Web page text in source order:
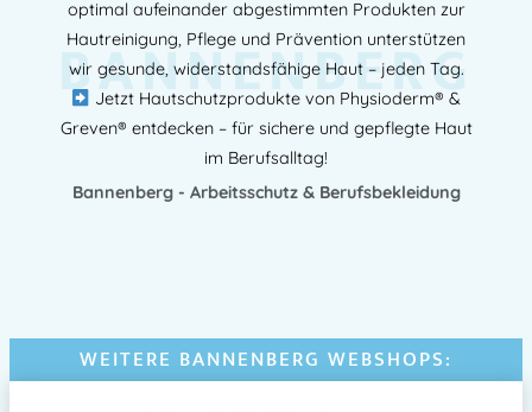
optimal aufeinander abgestimmten Produkten zur
Hautreinigung, Pflege und Prävention unterstützen
wir gesunde, widerstandsfähige Haut – jeden Tag.
Jetzt Hautschutzprodukte von Physioderm® &
Greven® entdecken – für sichere und gepflegte Haut
im Berufsalltag!
Bannenberg - Arbeitsschutz & Berufsbekleidung
BANNENBERG
WEITERE BANNENBERG WEBSHOPS: